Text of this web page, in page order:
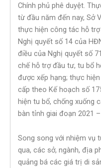
Chính phủ phê duyệt.
từ đầu năm đến nay, Sở
thực hiện công tác hỗ
Nghị quyết số 14 của
điều của Nghị quyết số
chế hỗ trợ đầu tư, tu bổ
được xếp hạng; thực
cấp theo Kế hoạch số
hiện tu bổ, chống xuống
bàn tỉnh giai đoạn 2021
Song song với nhiệm vụ
qua, các sở, ngành, địa
quảng bá các giá trị di